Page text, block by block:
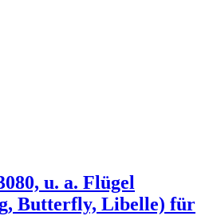
u. a. Flügel
Butterfly, Libelle) für